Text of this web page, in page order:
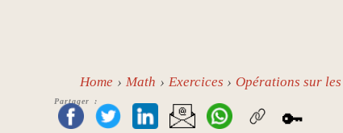
Home Math Exercices Opérations sur
Partager :
🔑